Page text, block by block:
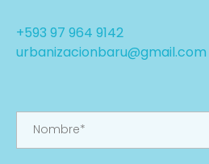
+593 97 964 9142
urbanizacionbaru@gmail.com